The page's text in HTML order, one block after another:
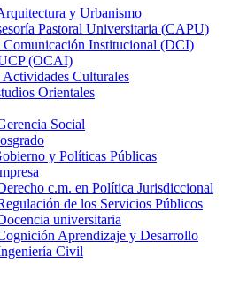
y Urbanismo
Pastoral Universitaria (CAPU)
Comunicación Institucional (DCI)
(OCAI)
Culturales
Orientales
Social
y Políticas Públicas
c.m. en Política Jurisdiccional
de los Servicios Públicos
universitaria
Aprendizaje y Desarrollo
Civil